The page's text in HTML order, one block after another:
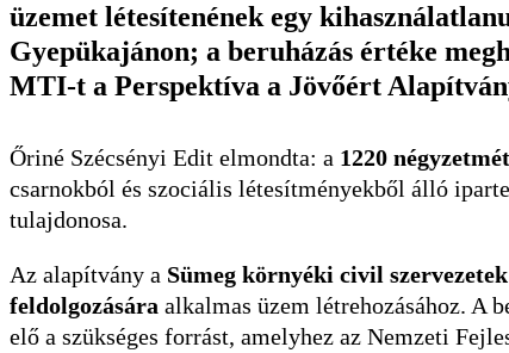
üzemet létesítenének egy
Gyepükajánon; a beruházás értéke
MTI-t a Perspektíva a Jövőért
Őriné Szécsényi Edit elmondta: a 1220
csarnokból és szociális létesítményekből álló
tulajdonosa.
Az alapítvány a Sümeg környéki civil
feldolgozására alkalmas üzem létrehozásához. A
elő a szükséges forrást, amelyhez az Nemzeti